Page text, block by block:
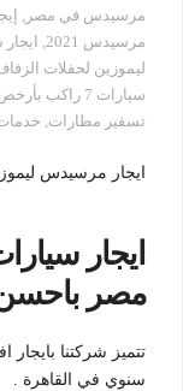
مرسيدس في مصر ,
مرسيدس 2021
,
ليموزين لحفلات
سيارات 7 راكب بأرخص سعر
تسفير مطارات,
ايجار مرسيدس
ايجار
مصر باحسن
تتميز شركتنا
سنوي في القاهرة .